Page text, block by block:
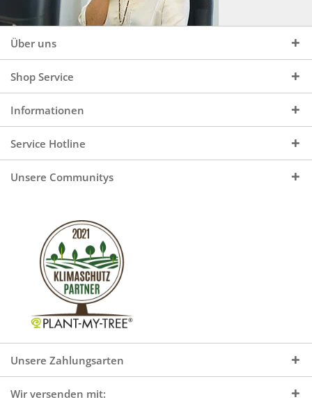
Über uns
Shop Service
Informationen
Service Hotline
Unsere Communitys
Unsere Zahlungsarten
Wir versenden mit: